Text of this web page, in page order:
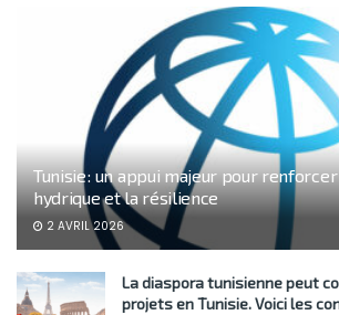
Tunisie : un appui majeur pour
hydrique et la résilience
2 AVRIL 2026
La diaspora tunisienne peut
projets en Tunisie. Voici les